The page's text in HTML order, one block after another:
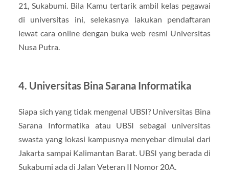
21, Sukabumi. Bila Kamu tertarik ambil kelas pegawai
di universitas ini, selekasnya lakukan pendaftaran
lewat cara online dengan buka web resmi Universitas
Nusa Putra.
4. Universitas Bina Sarana Informatika
Siapa sich yang tidak mengenal UBSI? Universitas Bina
Sarana Informatika atau UBSI sebagai universitas
swasta yang lokasi kampusnya menyebar dimulai dari
Jakarta sampai Kalimantan Barat. UBSI yang berada di
Sukabumi ada di Jalan Veteran II Nomor 20A.